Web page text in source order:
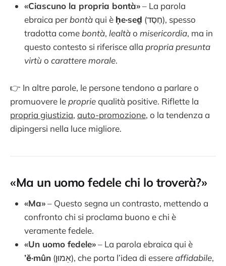
«Ciascuno la propria bontà»– La parola
ebraica per bontàqui è ḥe·seḏ (חֶסֶד), spesso
tradotta come bontà, lealtào misericordia, ma in
questo contesto si riferisce alla propria presunta
virtù o carattere morale.
👉 In altre parole, le persone tendono a parlare o
promuovere lepropriequalità positive. Riflette la
propria giustizia, auto-promozione, o la tendenza a
dipingersi nella luce migliore.
«Ma un uomo fedele chi lo troverà?»
«Ma»– Questo segna un contrasto, mettendo a
confronto chi si proclama buono e chi è
veramente fedele.
«Un uomo fedele»– La parola ebraica qui è
’ĕ·mûn
(אֵמוּן), che porta l’idea di essereaffidabile,